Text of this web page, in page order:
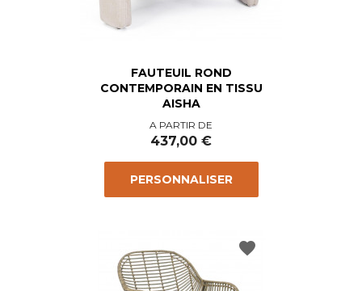
FAUTEUIL ROND
CONTEMPORAIN EN TISSU
AISHA
Prix
A PARTIR DE
437,00 €
PERSONNALISER
favorite